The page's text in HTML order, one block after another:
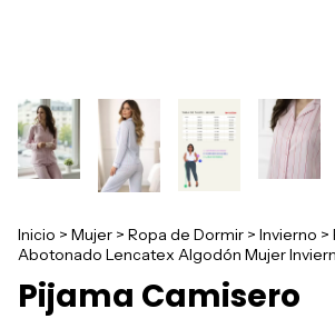
Inicio > Mujer > Ropa de Dormir > Invierno >
Abotonado Lencatex Algodón Mujer
Pijama Camisero